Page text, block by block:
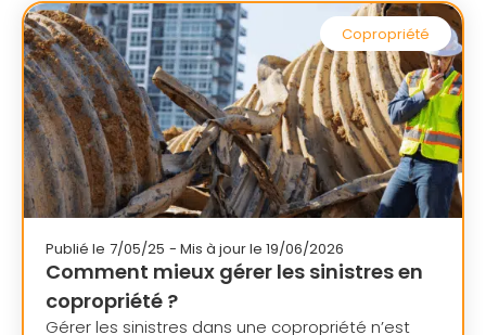
Copropriété
Publié le 7/05/25 - Mis à jour le 19/06/2026
Comment mieux gérer les sinistres en
copropriété ?
Gérer les sinistres dans une copropriété n’est